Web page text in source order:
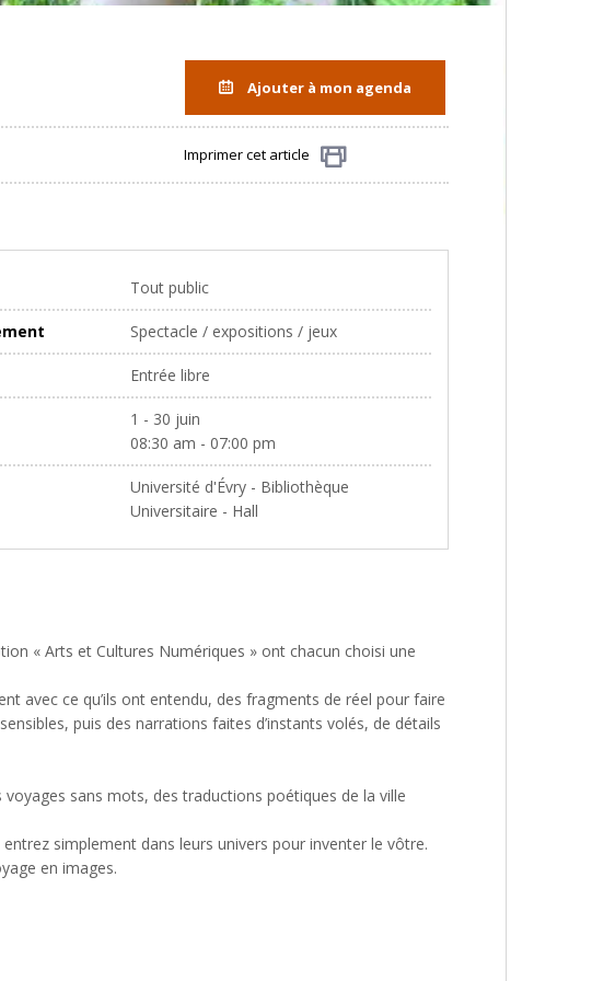
Ajouter à mon agenda
Imprimer cet article
Tout public
Spectacle / expositions / jeux
Entrée libre
1 - 30 juin
08:30 am - 07:00 pm
Université d'Évry - Bibliothèque
Universitaire - Hall
« Arts et Cultures Numériques » ont chacun choisi une
avec ce qu’ils ont entendu, des fragments de réel pour faire
puis des narrations faites d’instants volés, de détails
sans mots, des traductions poétiques de la ville
simplement dans leurs univers pour inventer le vôtre.
en images.